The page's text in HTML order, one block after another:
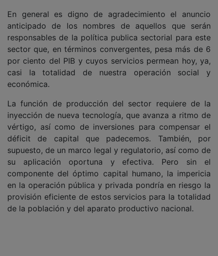
En general es digno de agradecimiento el anuncio
anticipado de los nombres de aquellos que serán
responsables de la política publica sectorial para este
sector que, en términos convergentes, pesa más de 6
por ciento del PIB y cuyos servicios permean hoy, ya,
casi la totalidad de nuestra operación social y
económica.
La función de producción del sector requiere de la
inyección de nueva tecnología, que avanza a ritmo de
vértigo, así como de inversiones para compensar el
déficit de capital que padecemos. También, por
supuesto, de un marco legal y regulatorio, así como de
su aplicación oportuna y efectiva. Pero sin el
componente del óptimo capital humano, la impericia
en la operación pública y privada pondría en riesgo la
provisión eficiente de estos servicios para la totalidad
de la población y del aparato productivo nacional.